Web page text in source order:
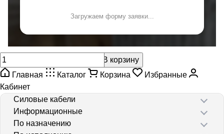
Загружаем форму заявки...
В корзину
Главная
Каталог Корзина
Избранные
Кабинет
Силовые кабели
Информационные
По назначению